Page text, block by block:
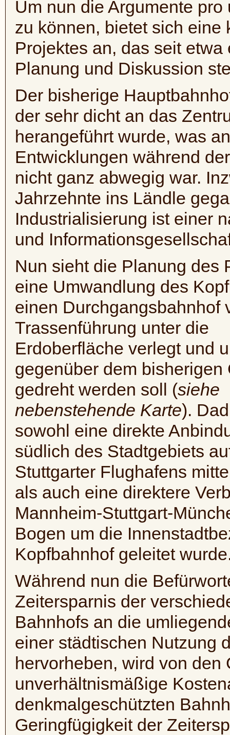
Um nun die Argumente
zu können, bietet sich eine
Projektes an, das seit
Planung und Diskussion
Der bisherige
der sehr dicht an das
herangeführt wurde, was
Entwicklungen während
nicht ganz abwegig war.
Jahrzehnte ins Ländle
Industrialisierung ist einer
und
Nun sieht die Planung des
eine Umwandlung des
einen Durchgangsbahnhof
Trassenführung unter die
Erdoberfläche verlegt und
gegenüber dem bisherigen
gedreht werden soll (siehe
nebenstehende Karte).
sowohl eine direkte
südlich des Stadtgebiets
Stuttgarter Flughafens
als auch eine direktere
Mannheim-Stuttgart-
Bogen um die
Kopfbahnhof geleitet
Während nun die
Zeitersparnis der
Bahnhofs an die
einer städtischen Nutzung
hervorheben, wird von den
unverhältnismäßige
denkmalgeschützten
Geringfügigkeit der